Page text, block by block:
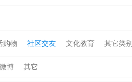
购物 社区交友 文化教育 其它类别
微博 其它